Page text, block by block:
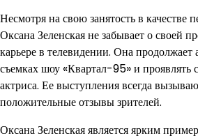
Несмотря на свою занятость в качестве
Оксана Зеленская не забывает о своей
карьере в телевидении. Она продолжает
съемках шоу «Квартал-95» и проявлять
актриса. Ее выступления всегда
положительные отзывы зрителей.
Оксана Зеленская является ярким